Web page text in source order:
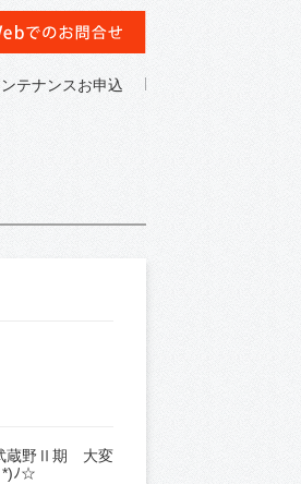
テナンスお申込
蔵野Ⅱ期 大変
*)ﾉ☆